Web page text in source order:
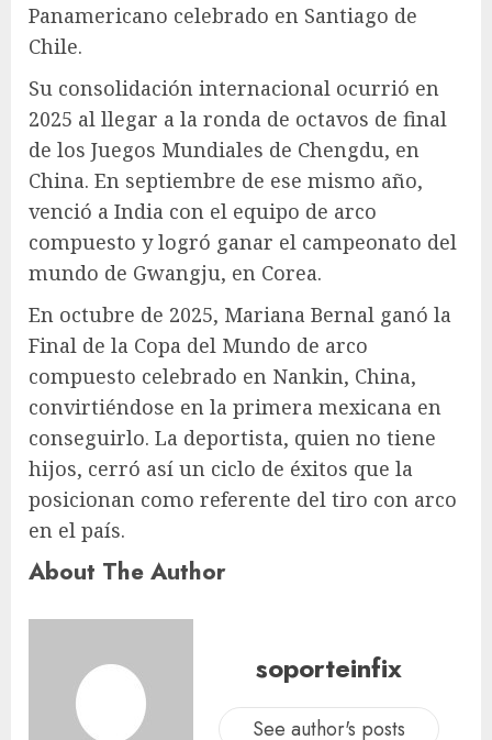
Panamericano celebrado en Santiago de
Chile.
Su consolidación internacional ocurrió en
2025 al llegar a la ronda de octavos de final
de los Juegos Mundiales de Chengdu, en
China. En septiembre de ese mismo año,
venció a India con el equipo de arco
compuesto y logró ganar el campeonato del
mundo de Gwangju, en Corea.
En octubre de 2025, Mariana Bernal ganó la
Final de la Copa del Mundo de arco
compuesto celebrado en Nankin, China,
convirtiéndose en la primera mexicana en
conseguirlo. La deportista, quien no tiene
hijos, cerró así un ciclo de éxitos que la
posicionan como referente del tiro con arco
en el país.
About The Author
soporteinfix
See author's posts